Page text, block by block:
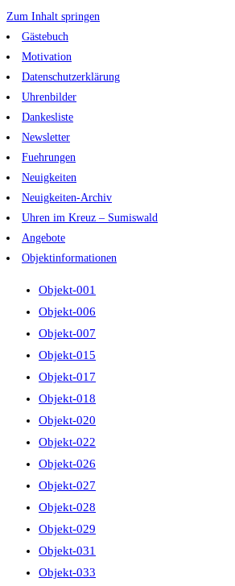
Zum Inhalt springen
Gästebuch
Motivation
Datenschutzerklärung
Uhrenbilder
Dankesliste
Newsletter
Fuehrungen
Neuigkeiten
Neuigkeiten-Archiv
Uhren im Kreuz – Sumiswald
Angebote
Objektinformationen
Objekt-001
Objekt-006
Objekt-007
Objekt-015
Objekt-017
Objekt-018
Objekt-020
Objekt-022
Objekt-026
Objekt-027
Objekt-028
Objekt-029
Objekt-031
Objekt-033